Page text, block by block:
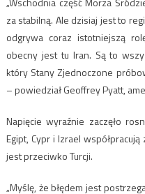
za stabilną. Ale dzisiaj jest to
odgrywa coraz istotniejszą
obecny jest tu Iran. Są to
który Stany Zjednoczone
– powiedział Geoffrey Pyatt,
Napięcie wyraźnie zaczęło
Egipt, Cypr i Izrael
jest przeciwko Turcji.
„Myślę, że błędem jest